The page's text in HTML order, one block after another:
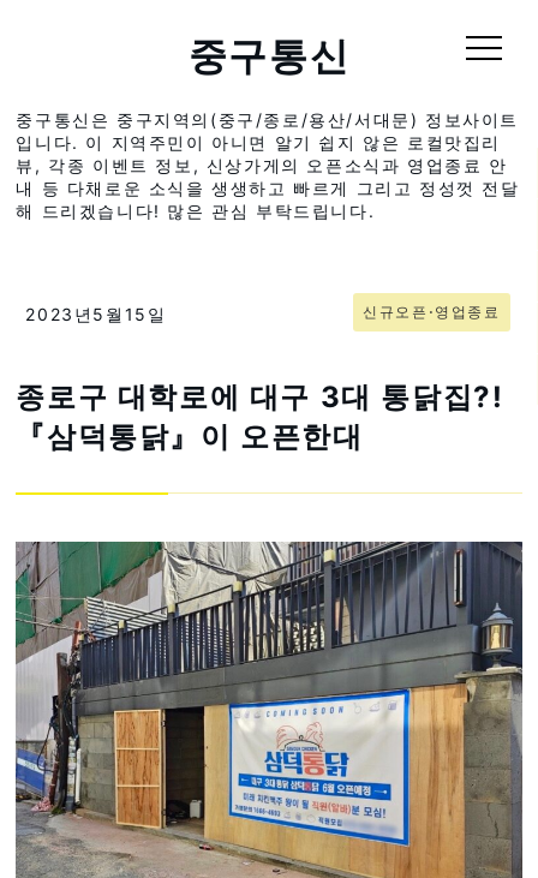
중구통신
중구통신은 중구지역의(중구/종로/용산/서대문) 정보사이트
입니다. 이 지역주민이 아니면 알기 쉽지 않은 로컬맛집리
뷰, 각종 이벤트 정보, 신상가게의 오픈소식과 영업종료 안
내 등 다채로운 소식을 생생하고 빠르게 그리고 정성껏 전달
해 드리겠습니다! 많은 관심 부탁드립니다.
2023년5월15일 신규오픈⋅영업종료
종로구 대학로에 대구 3대 통닭집?!
『삼덕통닭』이 오픈한대